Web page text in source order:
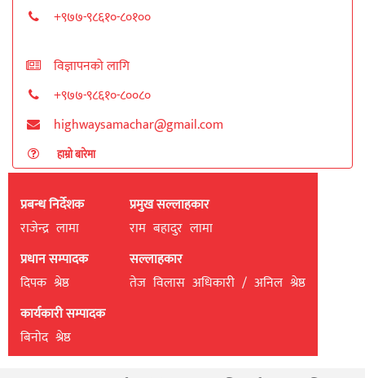
+९७७-९८६१०-८०१००
विज्ञापनको लागि
+९७७-९८६१०-८००८०
highwaysamachar@gmail.com
हाम्रो बारेमा
प्रबन्ध निर्देशक
राजेन्द्र लामा
प्रधान सम्पादक
दिपक श्रेष्ठ
कार्यकारी सम्पादक
बिनाेद श्रेष्ठ
प्रमुख सल्लाहकार
राम बहादुर लामा
सल्लाहकार
तेज विलास अधिकारी / अनिल श्रेष्ठ